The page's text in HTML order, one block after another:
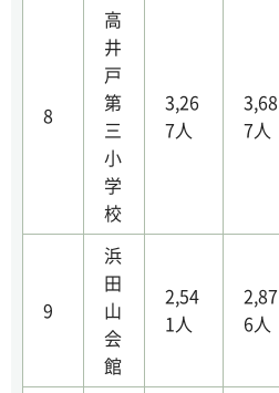
8
高
井
戸
第
三
小
学
校
3,26
7人
3,68
7人
9
浜
田
山
会
館
2,54
1人
2,87
6人